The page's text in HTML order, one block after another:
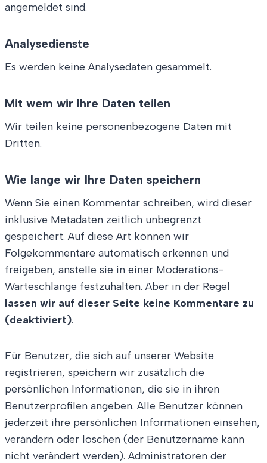
angemeldet sind.
Analysedienste
Es werden keine Analysedaten gesammelt.
Mit wem wir Ihre Daten teilen
Wir teilen keine personenbezogene Daten mit
Dritten.
Wie lange wir Ihre Daten speichern
Wenn Sie einen Kommentar schreiben, wird dieser
inklusive Metadaten zeitlich unbegrenzt
gespeichert. Auf diese Art können wir
Folgekommentare automatisch erkennen und
freigeben, anstelle sie in einer Moderations-
Warteschlange festzuhalten. Aber in der Regel
lassen wir auf dieser Seite keine Kommentare zu
(deaktiviert).
Für Benutzer, die sich auf unserer Website
registrieren, speichern wir zusätzlich die
persönlichen Informationen, die sie in ihren
Benutzerprofilen angeben. Alle Benutzer können
jederzeit ihre persönlichen Informationen einsehen,
verändern oder löschen (der Benutzername kann
nicht verändert werden). Administratoren der